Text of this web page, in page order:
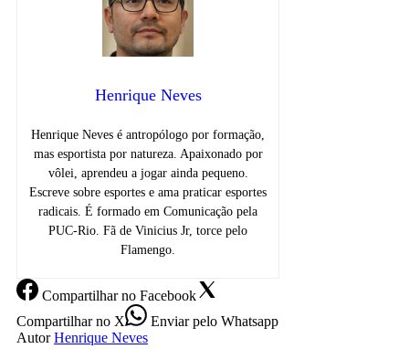
Henrique Neves
Henrique Neves é antropólogo por formação,
mas esportista por natureza. Apaixonado por
vôlei, aprendeu a jogar ainda pequeno.
Escreve sobre esportes e ama praticar esportes
radicais. É formado em Comunicação pela
PUC-Rio. Fã de Vinicius Jr, torce pelo
Flamengo.
Compartilharno Facebook
Compartilharno X Enviarpelo Whatsapp
Autor Henrique Neves